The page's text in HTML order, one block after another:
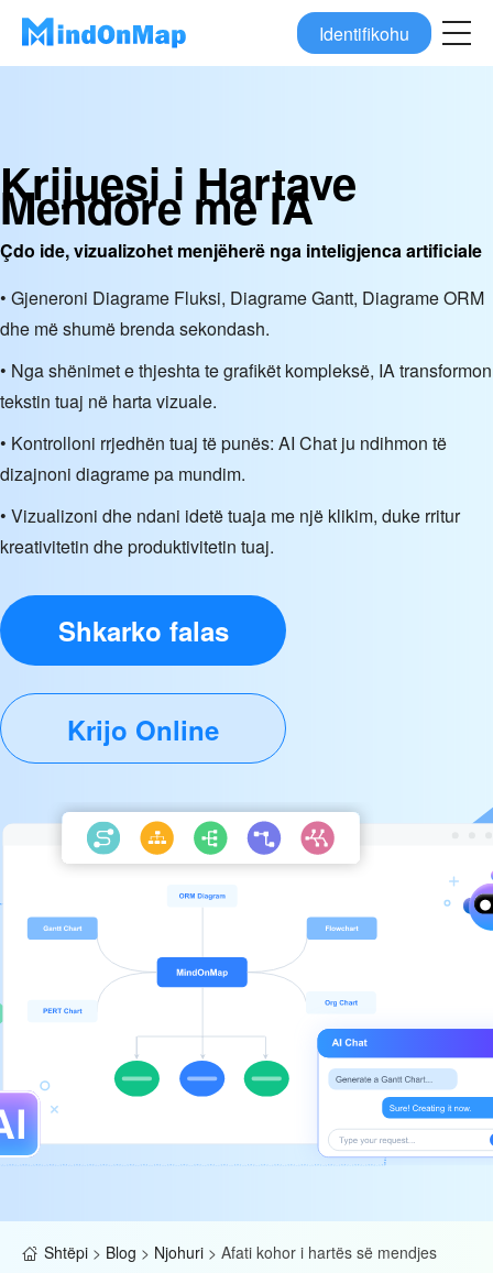
Identifikohu
Krijuesi i Hartave
Mendore me IA
Çdo ide, vizualizohet menjëherë nga inteligjenca artificiale
• Gjeneroni Diagrame Fluksi, Diagrame Gantt, Diagrame ORM
dhe më shumë brenda sekondash.
• Nga shënimet e thjeshta te grafikët kompleksë, IA transformon
tekstin tuaj në harta vizuale.
• Kontrolloni rrjedhën tuaj të punës: AI Chat ju ndihmon të
dizajnoni diagrame pa mundim.
• Vizualizoni dhe ndani idetë tuaja me një klikim, duke rritur
kreativitetin dhe produktivitetin tuaj.
Shkarko falas
Krijo Online
Shtëpi > Blog > Njohuri > Afati kohor i hartës së mendjes